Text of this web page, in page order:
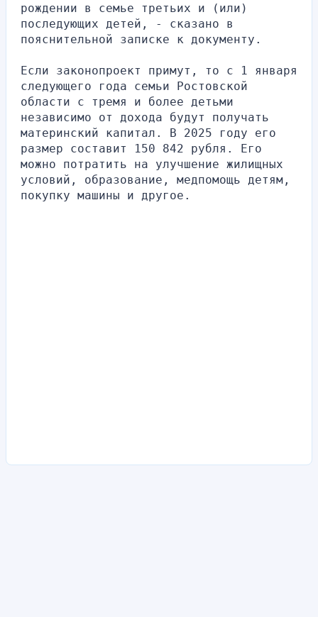
рождении в семье третьих и (или)
последующих детей, - сказано в
пояснительной записке к документу.
Если законопроект примут, то с 1 января
следующего года семьи Ростовской
области с тремя и более детьми
независимо от дохода будут получать
материнский капитал. В 2025 году его
размер составит 150 842 рубля. Его
можно потратить на улучшение жилищных
условий, образование, медпомощь детям,
покупку машины и другое.